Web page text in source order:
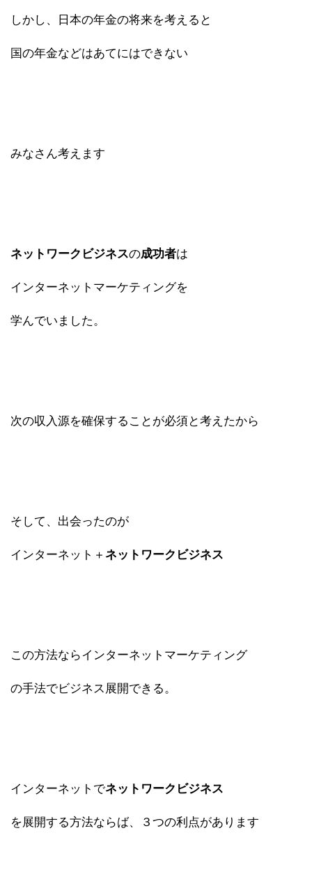
しかし、日本の年金の将来を考えると
国の年金などはあてにはできない
みなさん考えます
ネットワークビジネスの成功者は
インターネットマーケティングを
学んでいました。
次の収入源を確保することが必須と考えたから
そして、出会ったのが
インターネット＋ ネットワークビジネス
この方法ならインターネットマーケティング
の手法でビジネス展開できる。
インターネットでネットワークビジネス
を展開する方法ならば、３つの利点があります